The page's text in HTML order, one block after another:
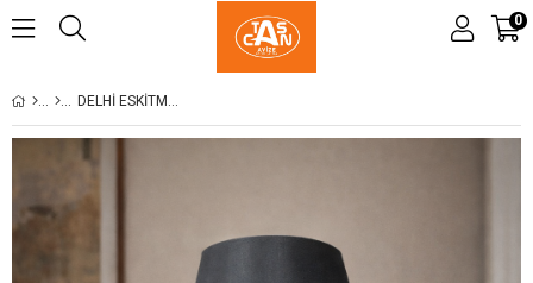
0
DELHI ESKITME AYAKLI ABAJUR MASA LAMBASI SIYAH ŞAPKA SALON YATAK ODASI ABAJUR